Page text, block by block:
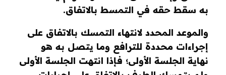
به سقط حقه في التمسط بالاتفاق.
والموعد المحدد لانتهاء التمسك بالاتفاق على
إجراءات محددة للترافع وما يتصل به هو
نهاية الجلسة الأولى؛ فإذا انتهت الجلسة الأولى